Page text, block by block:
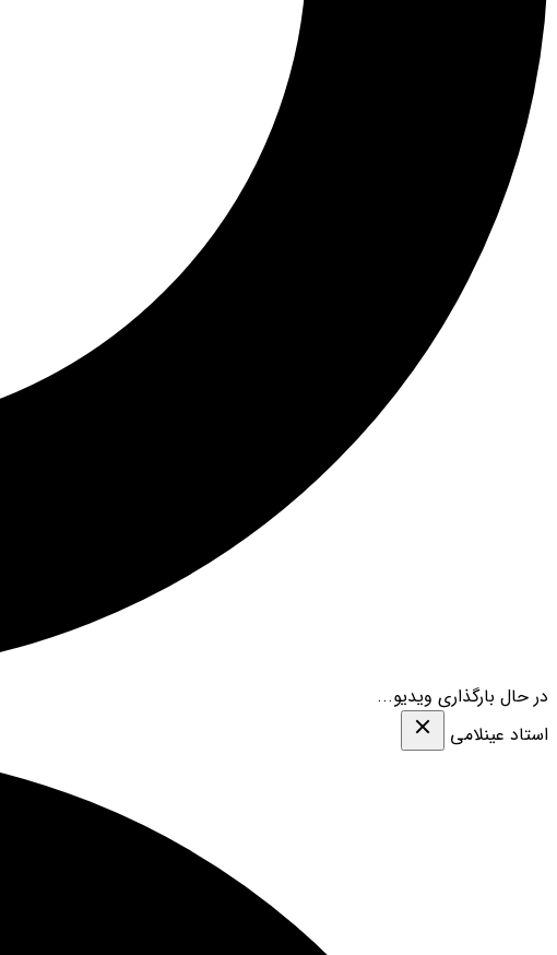
در حال بارگذاری ویدیو...
استاد عینلامی